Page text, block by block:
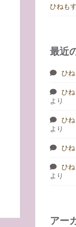
ひねも
最近
ひ
ひ
より
ひ
より
ひ
ひ
より
アー